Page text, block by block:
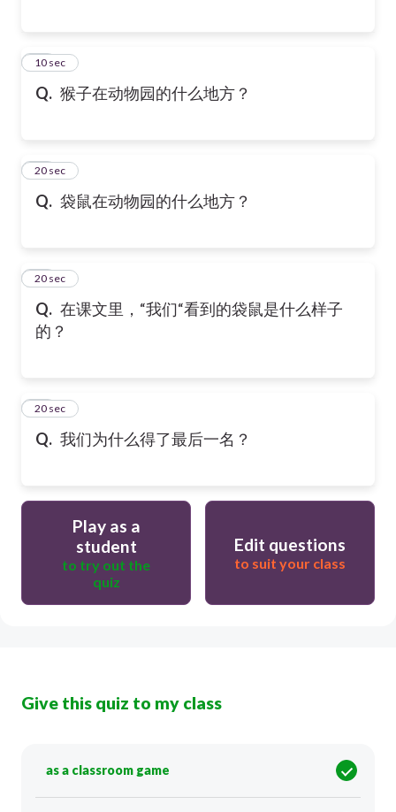
Q. 猴子在动物园的什么地方？
18
10 sec
Q. 袋鼠在动物园的什么地方？
19
20 sec
Q. 在课文里，“我们“看到的袋鼠是什么样子
的？
20
20 sec
Q. 我们为什么得了最后一名？
21
20 sec
Play as a
student
to try out the
quiz
Edit questions
to suit your class
Give this quiz to my class
as a classroom game